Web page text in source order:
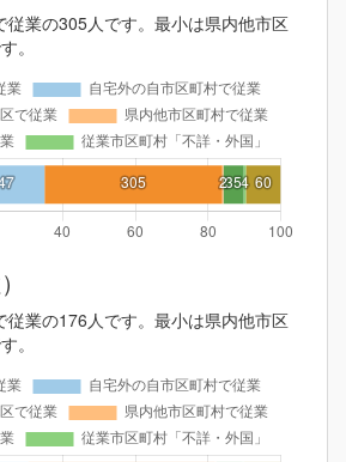
従業の305人です。最小は県内他市区
。
従業の176人です。最小は県内他市区
。